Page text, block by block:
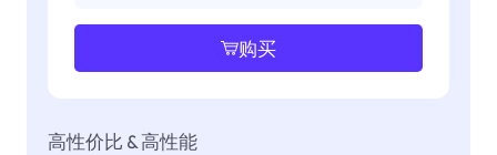
购买
高性价比 & 高性能